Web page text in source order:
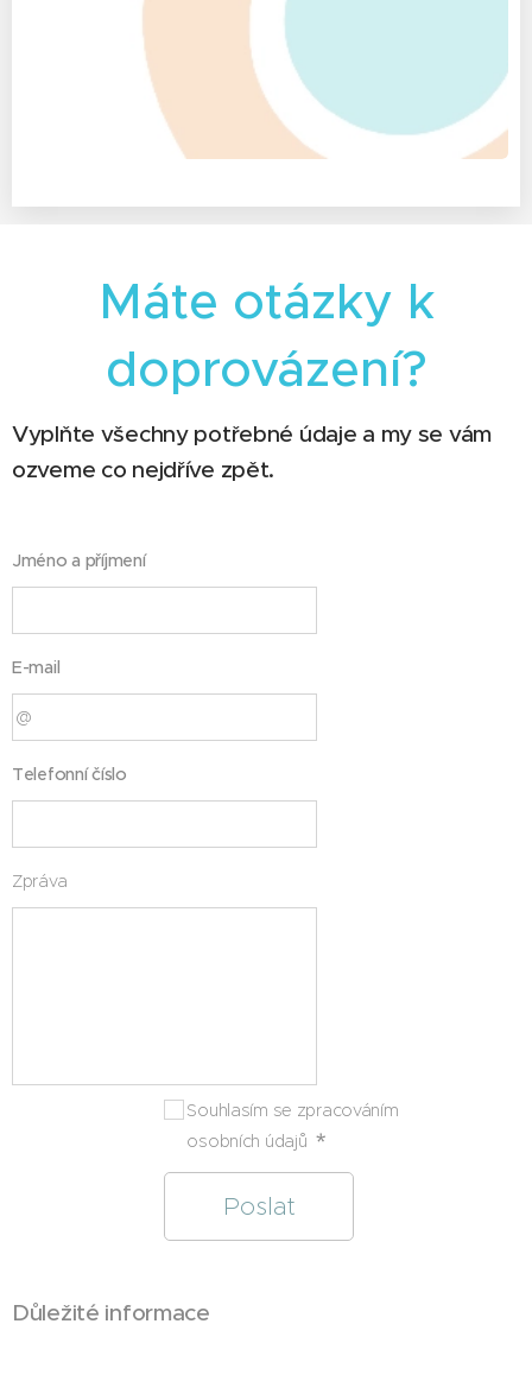
Máte otázky k
doprovázení?
Vyplňte všechny potřebné údaje a my se vám
ozveme co nejdříve zpět.
Jméno a příjmení
E-mail
Telefonní číslo
Zpráva
Souhlasím se zpracováním
osobních údajů
Poslat
Důležité informace